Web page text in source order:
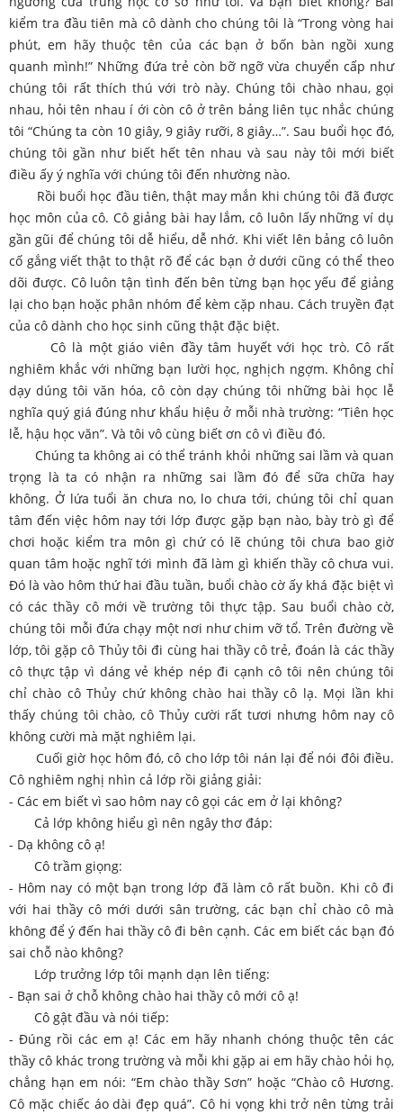
kiểm tra đầu tiên mà cô dành cho chúng tôi là “Trong vòng hai
phút, em hãy thuộc tên của các bạn ở bốn bàn ngồi xung
quanh mình!” Những đứa trẻ còn bỡ ngỡ vừa chuyển cấp như
chúng tôi rất thích thú với trò này. Chúng tôi chào nhau, gọi
nhau, hỏi tên nhau í ới còn cô ở trên bảng liên tục nhắc chúng
tôi “Chúng ta còn 10 giây, 9 giây rưỡi, 8 giây…”. Sau buổi học đó,
chúng tôi gần như biết hết tên nhau và sau này tôi mới biết
điều ấy ý nghĩa với chúng tôi đến nhường nào.
Rồi buổi học đầu tiên, thật may mắn khi chúng tôi đã được
học môn của cô. Cô giảng bài hay lắm, cô luôn lấy những ví dụ
gần gũi để chúng tôi dễ hiểu, dễ nhớ. Khi viết lên bảng cô luôn
cố gắng viết thật to thật rõ để các bạn ở dưới cũng có thể theo
dõi được. Cô luôn tận tình đến bên từng bạn học yếu để giảng
lại cho bạn hoặc phân nhóm để kèm cặp nhau. Cách truyền đạt
của cô dành cho học sinh cũng thật đặc biệt.
Cô là một giáo viên đầy tâm huyết với học trò. Cô rất
nghiêm khắc với những bạn lười học, nghịch ngợm. Không chỉ
dạy dúng tôi văn hóa, cô còn dạy chúng tôi những bài học lễ
nghĩa quý giá đúng như khẩu hiệu ở mỗi nhà trường: “Tiên học
lễ, hậu học văn”. Và tôi vô cùng biết ơn cô vì điều đó.
Chúng ta không ai có thể tránh khỏi những sai lầm và quan
trọng là ta có nhận ra những sai lầm đó để sữa chữa hay
không. Ở lứa tuổi ăn chưa no, lo chưa tới, chúng tôi chỉ quan
tâm đến việc hôm nay tới lớp được gặp bạn nào, bày trò gì để
chơi hoặc kiểm tra môn gì chứ có lẽ chúng tôi chưa bao giờ
quan tâm hoặc nghĩ tới mình đã làm gì khiến thầy cô chưa vui.
Đó là vào hôm thứ hai đầu tuần, buổi chào cờ ấy khá đặc biệt vì
có các thầy cô mới về trường tôi thực tập. Sau buổi chào cờ,
chúng tôi mỗi đứa chạy một nơi như chim vỡ tổ. Trên đường về
lớp, tôi gặp cô Thủy tôi đi cùng hai thầy cô trẻ, đoán là các thầy
cô thực tập vì dáng vẻ khép nép đi cạnh cô tôi nên chúng tôi
chỉ chào cô Thủy chứ không chào hai thầy cô lạ. Mọi lần khi
thấy chúng tôi chào, cô Thủy cười rất tươi nhưng hôm nay cô
không cười mà mặt nghiêm lại.
Cuối giờ học hôm đó, cô cho lớp tôi nán lại để nói đôi điều.
Cô nghiêm nghị nhìn cả lớp rồi giảng giải:
- Các em biết vì sao hôm nay cô gọi các em ở lại không?
Cả lớp không hiểu gì nên ngây thơ đáp:
- Dạ không cô ạ!
Cô trầm giọng:
- Hôm nay có một bạn trong lớp đã làm cô rất buồn. Khi cô đi
với hai thầy cô mới dưới sân trường, các bạn chỉ chào cô mà
không để ý đến hai thầy cô đi bên cạnh. Các em biết các bạn đó
sai chỗ nào không?
Lớp trưởng lớp tôi mạnh dạn lên tiếng:
- Bạn sai ở chỗ không chào hai thầy cô mới cô ạ!
Cô gật đầu và nói tiếp:
- Đúng rồi các em ạ! Các em hãy nhanh chóng thuộc tên các
thầy cô khác trong trường và mỗi khi gặp ai em hãy chào hỏi họ,
chẳng hạn em nói: “Em chào thầy Sơn” hoặc “Chào cô Hương.
Cô mặc chiếc áo dài đẹp quá”. Cô hi vọng khi trở nên từng trải